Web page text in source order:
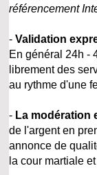
référencement
-Validation
En général 24h -
librement des
au rythme d'une
- La modération
de l'argent en
annonce de
la cour martiale